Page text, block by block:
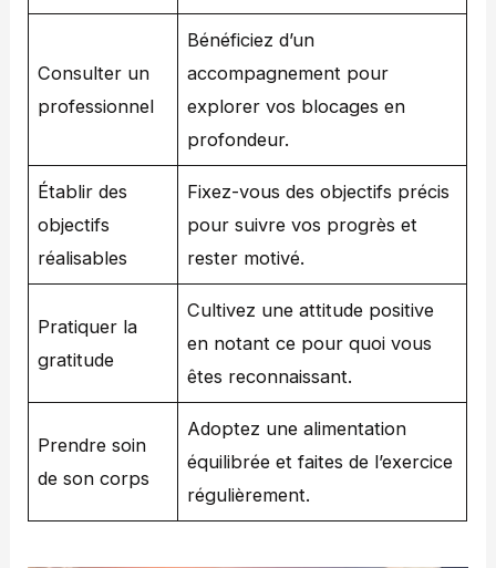
Consulter un
professionnel
Bénéficiez d’un
accompagnement pour
explorer vos blocages en
profondeur.
Établir des
objectifs
réalisables
Fixez-vous des objectifs précis
pour suivre vos progrès et
rester motivé.
Pratiquer la
gratitude
Cultivez une attitude positive
en notant ce pour quoi vous
êtes reconnaissant.
Prendre soin
de son corps
Adoptez une alimentation
équilibrée et faites de l’exercice
régulièrement.